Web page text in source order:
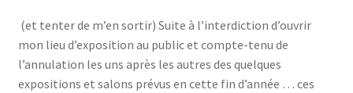
(et tenter de m’en sortir) Suite à l’interdiction d’ouvrir
mon lieu d’exposition au public et compte-tenu de
l’annulation les uns après les autres des quelques
expositions et salons prévus en cette fin d’année … ces